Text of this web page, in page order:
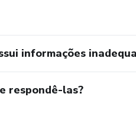
informações
respondê-las?